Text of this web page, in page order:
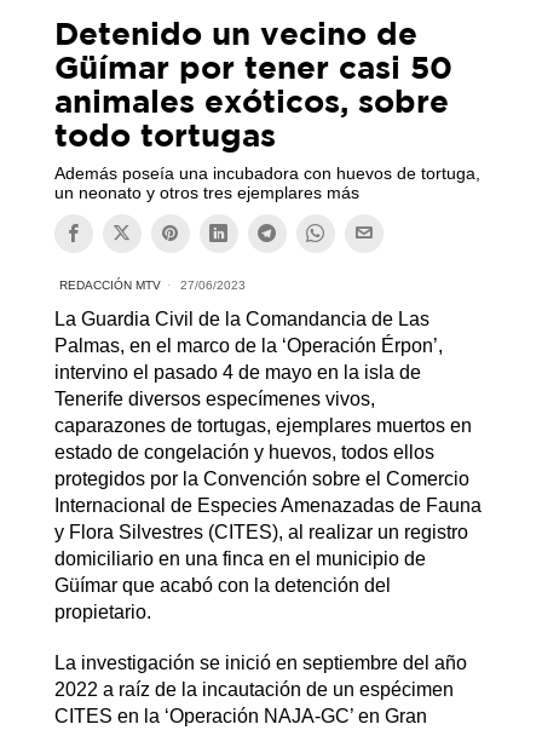
Detenido un vecino de
Güímar por tener casi 50
animales exóticos, sobre
todo tortugas
Además poseía una incubadora con huevos de tortuga,
un neonato y otros tres ejemplares más
REDACCIÓN MTV 27/06/2023
La Guardia Civil de la Comandancia de Las
Palmas, en el marco de la ‘Operación Érpon’,
intervino el pasado 4 de mayo en la isla de
Tenerife diversos especímenes vivos,
caparazones de tortugas, ejemplares muertos en
estado de congelación y huevos, todos ellos
protegidos por la Convención sobre el Comercio
Internacional de Especies Amenazadas de Fauna
y Flora Silvestres (CITES), al realizar un registro
domiciliario en una finca en el municipio de
Güímar que acabó con la detención del
propietario.
La investigación se inició en septiembre del año
2022 a raíz de la incautación de un espécimen
CITES en la ‘Operación NAJA-GC’ en Gran